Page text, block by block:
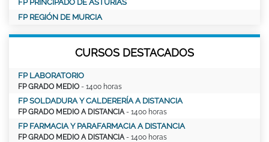
FP PRINCIPADO DE ASTURIAS
FP REGIÓN DE MURCIA
CURSOS DESTACADOS
FP LABORATORIO
FP GRADO MEDIO - 1400 horas
FP SOLDADURA Y CALDERERÍA A DISTANCIA
FP GRADO MEDIO A DISTANCIA - 1400 horas
FP FARMACIA Y PARAFARMACIA A DISTANCIA
FP GRADO MEDIO A DISTANCIA - 1400 horas